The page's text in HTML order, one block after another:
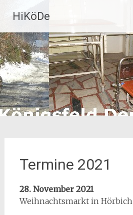
Inhalt
springen
HiKöDe
Termine 2021
28. November 2021
Weihnachtsmarkt in Hörbich